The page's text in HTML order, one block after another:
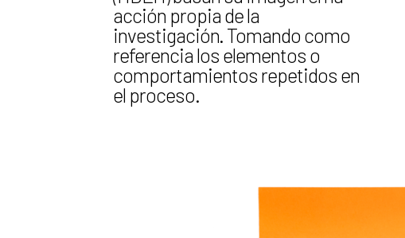
acción propia de la
investigación. Tomando como
referencia los elementos o
comportamientos repetidos en
el proceso.